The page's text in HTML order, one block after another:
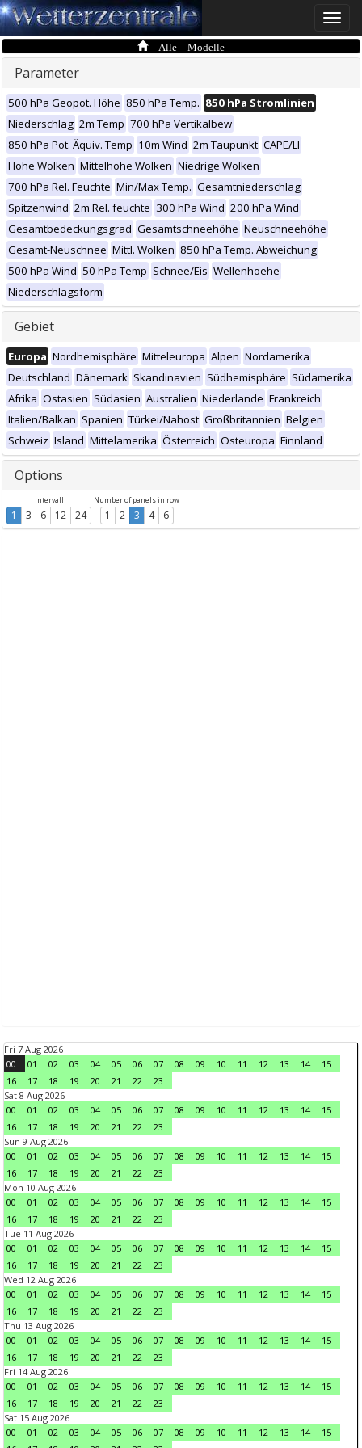
Toggle
Alle Modelle
Parameter
500 hPa Geopot. Höhe 850 hPa Temp. 850 hPa Stromlinien
Niederschlag 2m Temp 700 hPa Vertikalbew
850 hPa Pot. Äquiv. Temp 10m Wind 2m Taupunkt CAPE/LI
Hohe Wolken Mittelhohe Wolken Niedrige Wolken
700 hPa Rel. Feuchte Min/Max Temp. Gesamtniederschlag
Spitzenwind 2m Rel. feuchte 300 hPa Wind 200 hPa Wind
Gesamtbedeckungsgrad Gesamtschneehöhe Neuschneehöhe
Gesamt-Neuschnee Mittl. Wolken 850 hPa Temp. Abweichung
500 hPa Wind 50 hPa Temp Schnee/Eis Wellenhoehe
Niederschlagsform
Gebiet
Europa Nordhemisphäre Mitteleuropa Alpen Nordamerika
Deutschland Dänemark Skandinavien Südhemisphäre Südamerika
Afrika Ostasien Südasien Australien Niederlande Frankreich
Italien/Balkan Spanien Türkei/Nahost Großbritannien Belgien
Schweiz Island Mittelamerika Österreich Osteuropa Finnland
Options
Intervall
1 3 6 12 24
Number of panels in row
1 2 3 4 6
Fri 7 Aug 2026
00
01 02 03 04 05 06 07 08 09 10 11 12 13 14
15
16
17 18 19 20 21 22
23
Sat 8 Aug 2026
00
01 02 03 04 05 06 07 08 09 10 11 12 13 14
15
16
17 18 19 20 21 22
23
Sun 9 Aug 2026
00
01 02 03 04 05 06 07 08 09 10 11 12 13 14
15
16
17 18 19 20 21 22
23
Mon 10 Aug 2026
00
01 02 03 04 05 06 07 08 09 10 11 12 13 14
15
16
17 18 19 20 21 22
23
Tue 11 Aug 2026
00
01 02 03 04 05 06 07 08 09 10 11 12 13 14
15
16
17 18 19 20 21 22
23
Wed 12 Aug 2026
00
01 02 03 04 05 06 07 08 09 10 11 12 13 14
15
16
17 18 19 20 21 22
23
Thu 13 Aug 2026
00
01 02 03 04 05 06 07 08 09 10 11 12 13 14
15
16
17 18 19 20 21 22
23
Fri 14 Aug 2026
00
01 02 03 04 05 06 07 08 09 10 11 12 13 14
15
16
17 18 19 20 21 22
23
Sat 15 Aug 2026
00
01 02 03 04 05 06 07 08 09 10 11 12 13 14
15